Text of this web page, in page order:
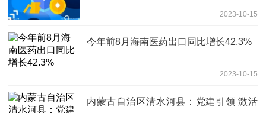
2023-10-15
今年前8月海南医药出口同比增长42.3%
2023-10-15
内蒙古自治区清水河县：党建引领 激活